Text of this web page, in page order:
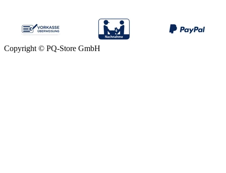
Copyright © PQ-Store GmbH